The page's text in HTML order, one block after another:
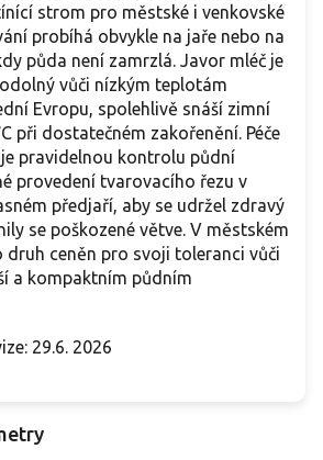
strom pro městské i venkovské
probíhá obvykle na jaře nebo na
půda není zamrzlá. Javor mléč je
vůči nízkým teplotám
Evropu, spolehlivě snáší zimní
při dostatečném zakořenění. Péče
pravidelnou kontrolu půdní
provedení tvarovacího řezu v
předjaří, aby se udržel zdravý
se poškozené větve. V městském
ceněn pro svoji toleranci vůči
a kompaktním půdním
29.6. 2026